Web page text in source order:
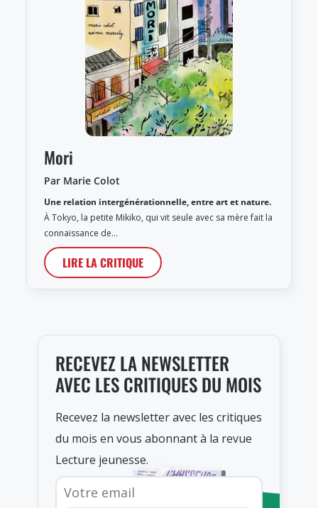
Mori
Par Marie Colot
Une relation intergénérationnelle, entre art et nature.
À Tokyo, la petite Mikiko, qui vit seule avec sa mère fait la
connaissance de…
LIRE LA CRITIQUE
RECEVEZ LA NEWSLETTER
AVEC LES CRITIQUES DU MOIS
Recevez la newsletter avec les critiques
du mois en vous abonnant à la revue
Lecture jeunesse.